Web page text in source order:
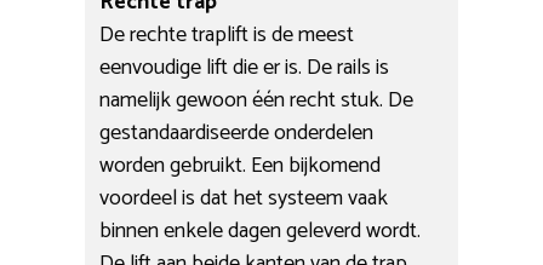
De rechte traplift is de meest
eenvoudige lift die er is. De rails is
namelijk gewoon één recht stuk. De
gestandaardiseerde onderdelen
worden gebruikt. Een bijkomend
voordeel is dat het systeem vaak
binnen enkele dagen geleverd wordt.